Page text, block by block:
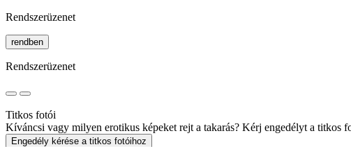
Rendszerüzenet
rendben
Rendszerüzenet
Titkos fotói
Kíváncsi vagy milyen erotikus képeket rejt a takarás? Kérj engedélyt a titkos
Engedély kérése a titkos fotóihoz